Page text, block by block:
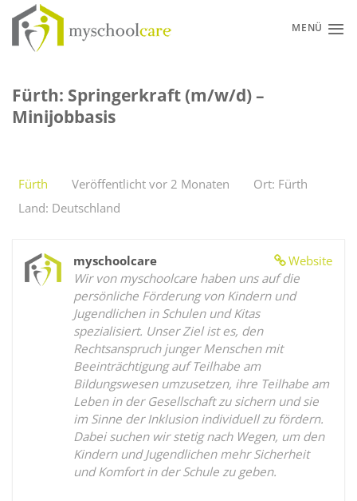
Zum
Inhalt
springen
MENÜ
Fürth: Springerkraft (m/w/d) –
Minijobbasis
Fürth Veröffentlicht vor 2 Monaten
Ort: Fürth
Land: Deutschland
Website
myschoolcare
Wir von myschoolcare haben uns auf die
persönliche Förderung von Kindern und
Jugendlichen in Schulen und Kitas
spezialisiert. Unser Ziel ist es, den
Rechtsanspruch junger Menschen mit
Beeinträchtigung auf Teilhabe am
Bildungswesen umzusetzen, ihre Teilhabe am
Leben in der Gesellschaft zu sichern und sie
im Sinne der Inklusion individuell zu fördern.
Dabei suchen wir stetig nach Wegen, um den
Kindern und Jugendlichen mehr Sicherheit
und Komfort in der Schule zu geben.